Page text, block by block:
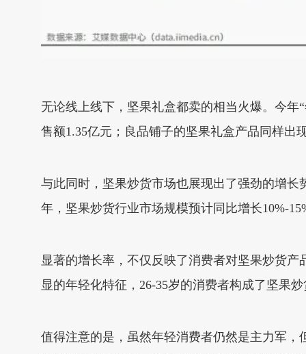
无论线上线下，坚果礼盒都卖的相当火爆。今
售额1.35亿元；良品铺子的坚果礼盒产品同样
与此同时，坚果炒货市场也展现出了强劲的增长
年，坚果炒货行业市场规模预计同比增长10%-
显著的增长率，不仅反映了消费者对坚果炒货
显的年轻化特征，26-35岁的消费者构成了坚果
值得注意的是，虽然年轻消费者仍然是主力军